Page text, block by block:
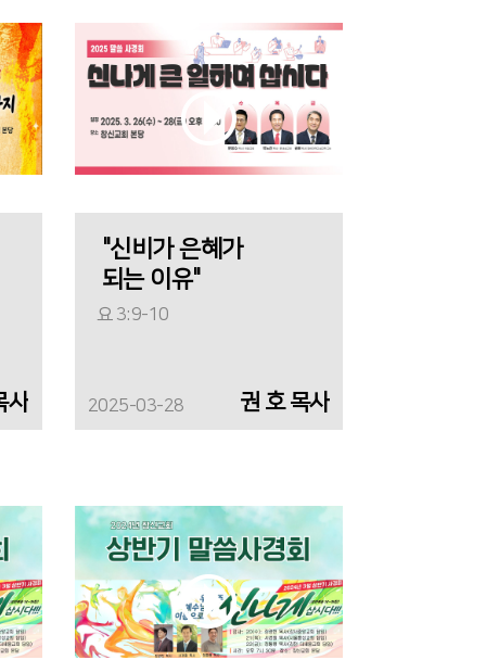
사
"신비가 은혜가
되는 이유"
요 3:9-10
2025-03-28 권 호 목사